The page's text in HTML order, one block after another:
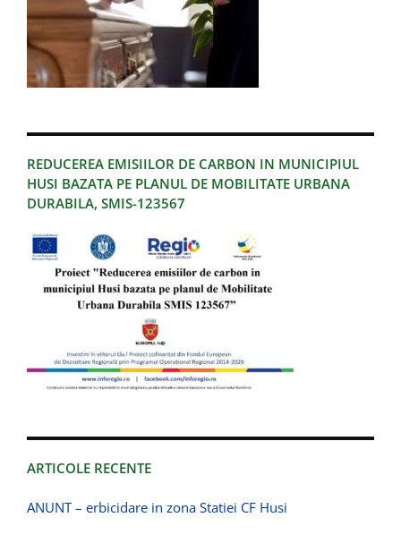
REDUCEREA EMISIILOR DE CARBON IN MUNICIPIUL
HUSI BAZATA PE PLANUL DE MOBILITATE URBANA
DURABILA, SMIS-123567
ARTICOLE RECENTE
ANUNT – erbicidare in zona Statiei CF Husi